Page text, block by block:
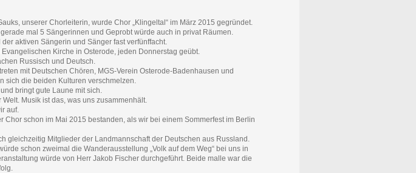
unserer Chorleiterin, wurde Chor „Klingeltal“ im März 2015 gegründet.
mal 5 Sängerinnen und Geprobt würde auch in privat Räumen.
aktiven Sängerin und Sänger fast verfünffacht.
Kirche in Osterode, jeden Donnerstag geübt.
Russisch und Deutsch.
mit Deutschen Chören, MGS-Verein Osterode-Badenhausen und
sich die beiden Kulturen verschmelzen.
bringt gute Laune mit sich.
Musik ist das, was uns zusammenhält.
auf.
Chor schon im Mai 2015 bestanden, als wir bei einem Sommerfest im Berlin
gleichzeitig Mitglieder der Landmannschaft der Deutschen aus Russland.
schon zweimal die Wanderausstellung „Volk auf dem Weg“ bei uns in
würde von Herr Jakob Fischer durchgeführt. Beide malle war die